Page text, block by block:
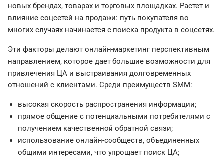
новых брендах, товарах и торговых площадках. Растет и
влияние соцсетей на продажи: путь покупателя во
многих случаях начинается с поиска продукта в соцсетях.
Эти факторы делают онлайн-маркетинг перспективным
направлением, которое дает большие возможности для
привлечения ЦА и выстраивания долговременных
отношений с клиентами. Среди преимуществ SMM:
высокая скорость распространения информации;
прямое общение с потенциальными потребителями с
получением качественной обратной связи;
использование онлайн-сообществ, объединенных
общими интересами, что упрощает поиск ЦА;